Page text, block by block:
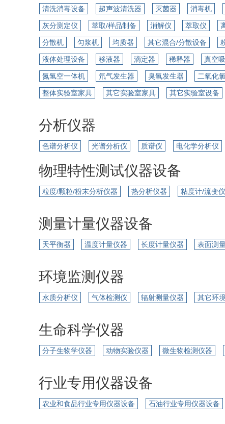
清洗消毒设备 超声波清洗器 灭菌器 消毒机
灰分测定仪 萃取/样品制备 消解仪 萃取仪
分散机 匀浆机 均质器 其它混合/分散设备
液体处理设备 移液器 滴定器 稀释器 真空
氮氢空一体机 氘气发生器 臭氧发生器 二氧化
整体实验室家具 其它实验室家具 其它实验室设备
分析仪器
色谱分析仪 光谱分析仪 质谱仪 电化学分析仪
物理特性测试仪器设备
粒度/颗粒/粉末分析仪器 热分析仪器 粘度计/流变仪
测量计量仪器设备
天平衡器 温度计量仪器 长度计量仪器 表面测
环境监测仪器
水质分析仪 气体检测仪 辐射测量仪器 其它环
生命科学仪器
分子生物学仪器 动物实验仪器 微生物检测仪器
行业专用仪器设备
农业和食品行业专用仪器设备 石油行业专用仪器设备